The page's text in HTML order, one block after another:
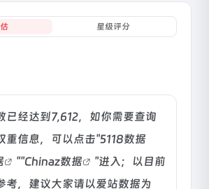
星级评分
已经达到7,612，如你需要查询
重信息，可以点击"5118数据
""Chinaz数据
"进入；以目前
考，建议大家请以爱站数据为